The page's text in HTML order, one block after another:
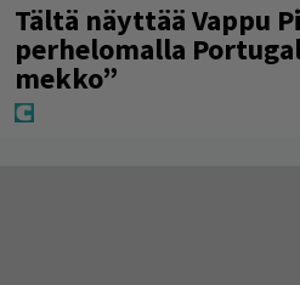
Tältä näyttää Vappu
perhelomalla
mekko”